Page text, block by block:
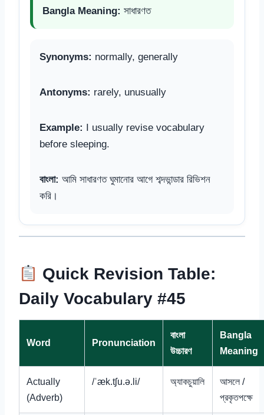
Bangla Meaning: সাধারণত
Synonyms: normally, generally
Antonyms: rarely, unusually
Example:
I usually revise vocabulary
before sleeping.
বাংলা: আমি সাধারণত ঘুমানোর আগে শব্দভান্ডার রিভিশন
করি।
Quick Revision Table:
Daily Vocabulary #45
Word Pronunciation
বাংলা
উচ্চারণ
Bangla
Meaning
Actually
(Adverb)
/ˈæk.tʃu.ə.li/ অ্যাকচুয়ালি
আসলে /
প্রকৃতপক্ষে